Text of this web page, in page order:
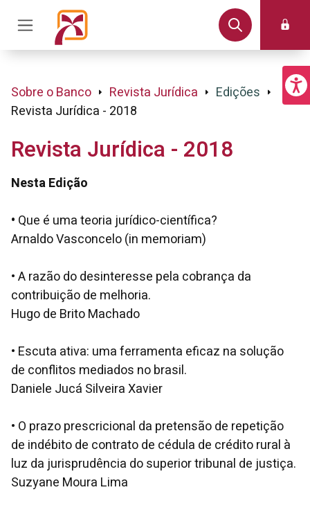
Sobre o Banco Revista Jurídica
Edições
Revista Jurídica - 2018
Revista Jurídica - 2018
Nesta Edição
• Que é uma teoria jurídico-científica?
Arnaldo Vasconcelo (in memoriam)
• A razão do desinteresse pela cobrança da
contribuição de melhoria.
Hugo de Brito Machado
• Escuta ativa: uma ferramenta eficaz na solução
de conflitos mediados no brasil.
Daniele Jucá Silveira Xavier
• O prazo prescricional da pretensão de repetição
de indébito de contrato de cédula de crédito rural à
luz da jurisprudência do superior tribunal de justiça.
Suzyane Moura Lima